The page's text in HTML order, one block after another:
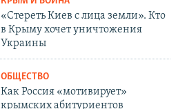
«Стереть Киев с лица земли». Кто
в Крыму хочет уничтожения
Украины
ОБЩЕСТВО
Как Россия «мотивирует»
крымских абитуриентов